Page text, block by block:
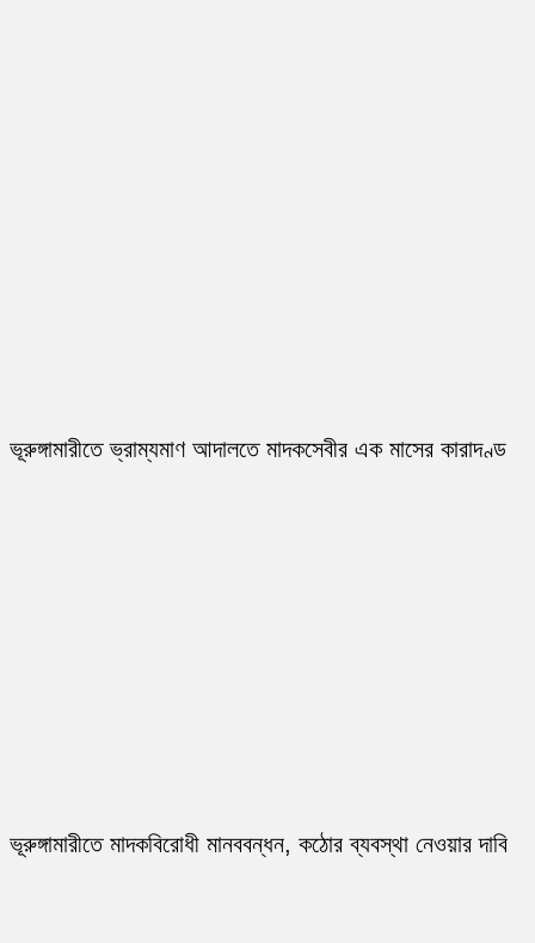
ভূরুঙ্গামারীতে ভ্রাম্যমাণ আদালতে মাদকসেবীর এক মাসের কারাদণ্ড
ভূরুঙ্গামারীতে মাদকবিরোধী মানববন্ধন, কঠোর ব্যবস্থা নেওয়ার দাবি